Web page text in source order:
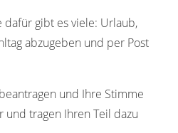
gibt es viele: Urlaub,
abzugeben und per Post
und Ihre Stimme
tragen Ihren Teil dazu